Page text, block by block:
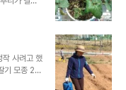
젓가락으
고 있던
은 2020.
밭을 시
. 그 풍요와
... 힘이
작 사려고 했
기 모종 2개
심은 양파